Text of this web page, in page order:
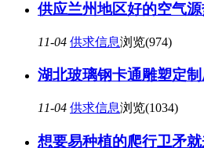
供应兰州地区好的空气
11-04 供求信息浏览(974)
湖北玻璃钢卡通雕塑定
11-04 供求信息浏览(1034)
想要易种植的爬行卫矛